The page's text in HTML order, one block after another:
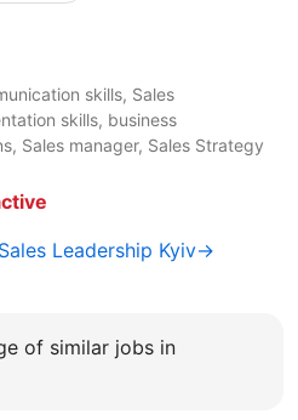
skills, Sales
skills, business
Sales manager, Sales Strategy
Leadership Kyiv→
of similar jobs in